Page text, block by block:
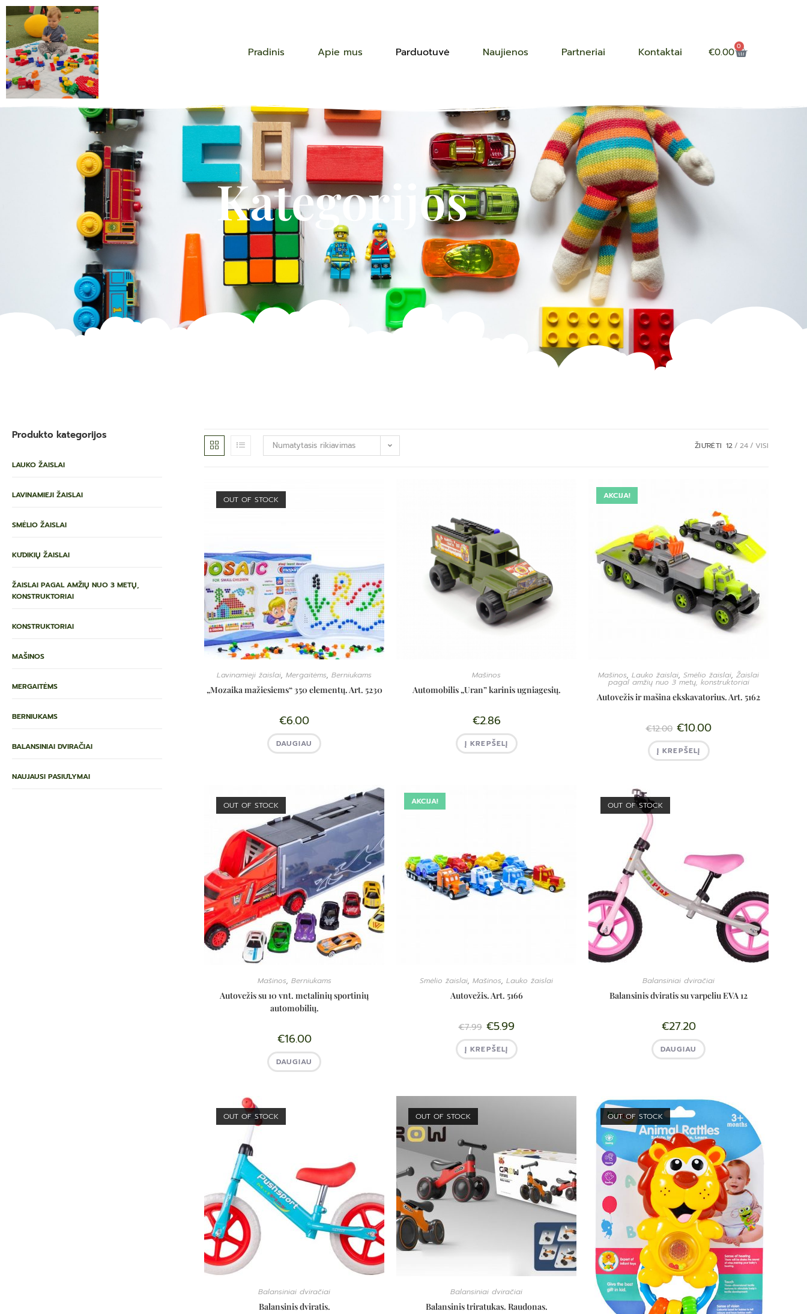
Pradinis Apie mus Parduotuvė Naujienos Partneriai Kontaktai €0.00 0
Kategorijos
Produkto kategorijos
LAUKO ŽAISLAI
LAVINAMIEJI ŽAISLAI
SMĖLIO ŽAISLAI
KŪDIKIŲ ŽAISLAI
ŽAISLAI PAGAL AMŽIŲ NUO 3 METŲ,
KONSTRUKTORIAI
KONSTRUKTORIAI
MAŠINOS
MERGAITĖMS
BERNIUKAMS
BALANSINIAI DVIRAČIAI
NAUJAUSI PASIŪLYMAI
Numatytasis rikiavimas ŽIŪRĖTI 12 24 VISI
OUT OF STOCK
Lavinamieji žaislai, Mergaitėms, Berniukams
„Mozaika mažiesiems“ 350 elementų. Art. 5230
€6.00
DAUGIAU
Mašinos
Automobilis „Uran” karinis ugniagesių.
€2.86
Į KREPŠELĮ
AKCIJA!
Mašinos, Lauko žaislai, Smėlio žaislai, Žaislai
pagal amžių nuo 3 metų, konstruktoriai
Autovežis ir mašina ekskavatorius. Art. 5162
€12.00 €10.00
Į KREPŠELĮ
OUT OF STOCK
Mašinos, Berniukams
Autovežis su 10 vnt. metalinių sportinių
automobilių.
€16.00
DAUGIAU
AKCIJA!
Smėlio žaislai, Mašinos, Lauko žaislai
Autovežis. Art. 5166
€7.99 €5.99
Į KREPŠELĮ
OUT OF STOCK
Balansiniai dviračiai
Balansinis dviratis su varpeliu EVA 12
€27.20
DAUGIAU
OUT OF STOCK
Balansiniai dviračiai
Balansinis dviratis.
OUT OF STOCK
Balansiniai dviračiai
Balansinis triratukas. Raudonas.
OUT OF STOCK